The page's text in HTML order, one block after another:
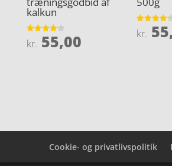
kalkun
Vurderet
4.2
kr. 55,00
Vurderet
4.2
kr.
Cookie- og privatlivspolitik